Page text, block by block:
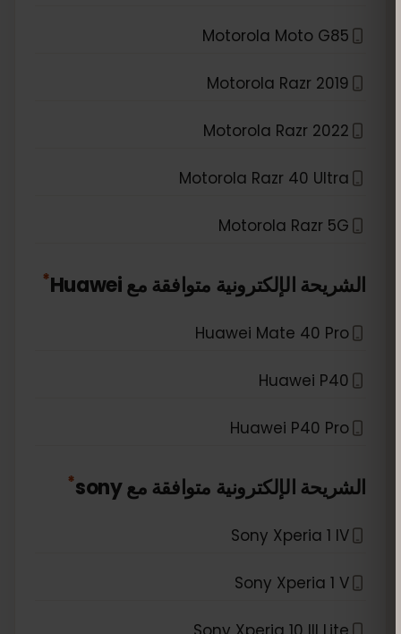
Motorola Moto G85
Motorola Razr 2019
Motorola Razr 2022
Motorola Razr 40 Ultra
Motorola Razr 5G
الشريحة الإلكترونية متوافقة معHuawei
*
Huawei Mate 40 Pro
Huawei P40
Huawei P40 Pro
الشريحة الإلكترونية متوافقة معsony
*
Sony Xperia 1 IV
Sony Xperia 1 V